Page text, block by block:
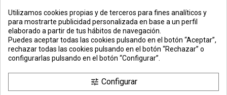
PREMIOS
METODOS
DE PAGO
ENVÍO
COMERCIO
SEGURO
Utilizamos cookies propias y de terceros para fines analíticos y
para mostrarte publicidad personalizada en base a un perfil
elaborado a partir de tus hábitos de navegación.
Puedes aceptar todas las cookies pulsando en el botón “Aceptar”,
rechazar todas las cookies pulsando en el botón “Rechazar” o
configurarlas pulsando en el botón “Configurar”.
tune Configurar